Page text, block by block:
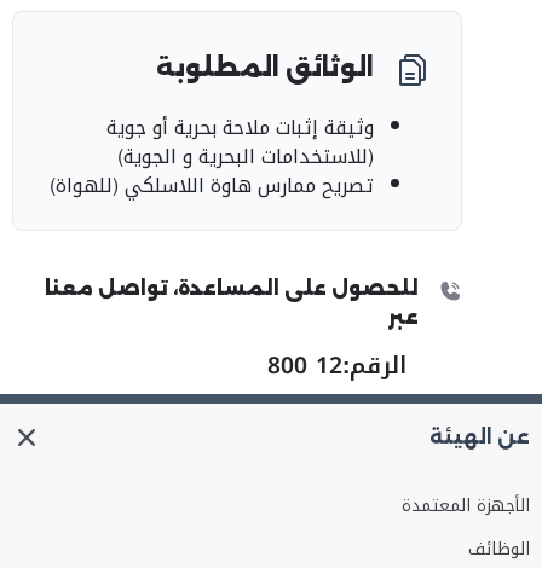
الوثائق المطلوبة
وثيقة إثبات ملاحة بحرية أو جوية
(للاستخدامات البحرية و الجوية)
تصريح ممارس هاوة اللاسلكي (للهواة)
للحصول على المساعدة، تواصل معنا
عبر
الرقم:800 12
عن الهيئة
الأجهزة المعتمدة
الوظائف